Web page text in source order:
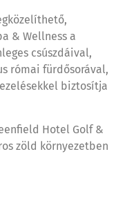
& Wellness a
csúszdáival,
római fürdősorával,
biztosítja
Hotel Golf &
zöld környezetben